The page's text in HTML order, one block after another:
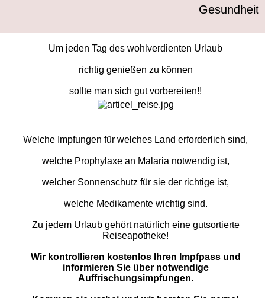
Gesundheit
Um jeden Tag des wohlverdienten Urlaub
richtig genießen zu können
sollte man sich gut vorbereiten!!
Welche Impfungen für welches Land erforderlich sind,
welche Prophylaxe an Malaria notwendig ist,
welcher Sonnenschutz für sie der richtige ist,
welche Medikamente wichtig sind.
Zu jedem Urlaub gehört natürlich eine gutsortierte
Reiseapotheke!
Wir kontrollieren kostenlos Ihren Impfpass und
informieren Sie über notwendige
Auffrischungsimpfungen.